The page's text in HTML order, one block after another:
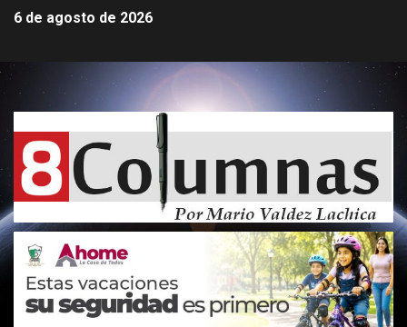
6 de agosto de 2026